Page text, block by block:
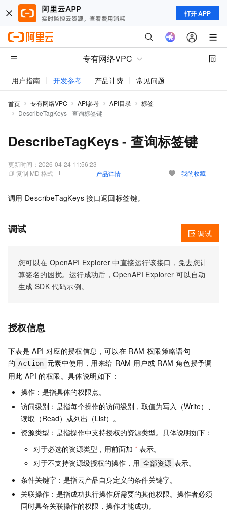
打开 APP
专有网络VPC
用户指南 开发参考 产品计费 常见问题
首页 专有网络VPC API参考 API目录
标签
DescribeTagKeys - 查询标签键
DescribeTagKeys - 查询标签键
更新时间： 2026-04-24 11:56:23
复制 MD 格式
产品详情 我的收藏
调用 DescribeTagKeys 接口返回标签键。
调试
您可以在 OpenAPI Explorer 中直接运行该接口，免去您计
算签名的困扰。运行成功后，OpenAPI Explorer 可以自动
生成 SDK 代码示例。
调试
授权信息
下表是 API 对应的授权信息，可以在 RAM 权限策略语句
的 Action 元素中使用，用来给 RAM 用户或 RAM 角色授予调
用此 API 的权限。具体说明如下：
操作：是指具体的权限点。
访问级别：是指每个操作的访问级别，取值为写入（Write）、
读取（Read）或列出（List）。
资源类型：是指操作中支持授权的资源类型。具体说明如下：
对于必选的资源类型，用前面加 * 表示。
对于不支持资源级授权的操作，用 全部资源 表示。
条件关键字：是指云产品自身定义的条件关键字。
关联操作：是指成功执行操作所需要的其他权限。操作者必须
同时具备关联操作的权限，操作才能成功。